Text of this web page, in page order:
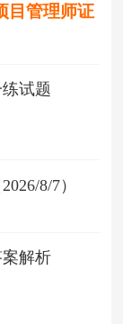
目管理师证
试题
8/7）
解析